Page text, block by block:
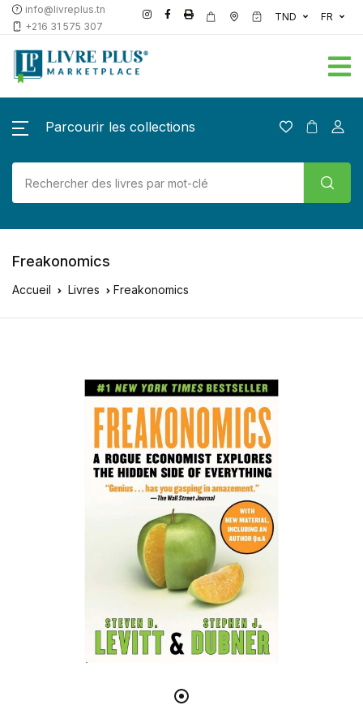
info@livreplus.tn
+216 31 575 307
TND FR
Parcourir les collections
Freakonomics
Accueil Livres Freakonomics